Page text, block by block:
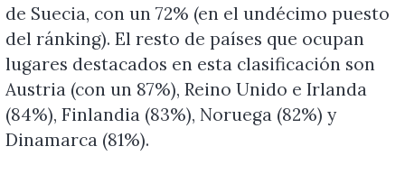
de Suecia, con un 72% (en el undécimo puesto
del ránking). El resto de países que ocupan
lugares destacados en esta clasificación son
Austria (con un 87%), Reino Unido e Irlanda
(84%), Finlandia (83%), Noruega (82%) y
Dinamarca (81%).